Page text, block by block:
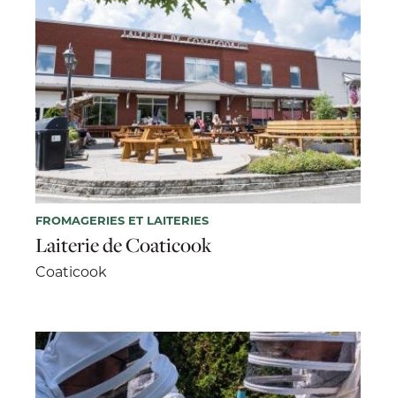
FROMAGERIES ET LAITERIES
Laiterie de Coaticook
Coaticook